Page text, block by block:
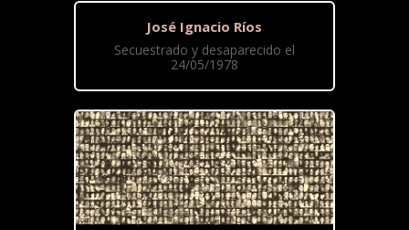
José Ignacio Ríos
Secuestrado y desaparecido el
24/05/1978